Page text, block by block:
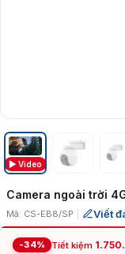
▶ Video
Camera ngoài trời
Mã: CS-EB8/SP Viết
-34% Tiết kiệm